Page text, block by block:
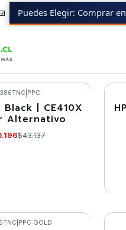
Puedes Elegir: Comprar en
HP MFP-M351
| PPC
Black | CE410X
Alternativo
$43.137
DETALLES
PPC GOLD